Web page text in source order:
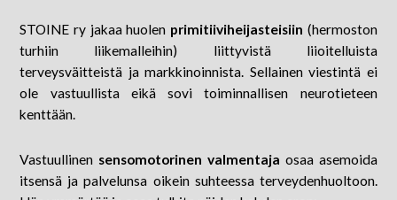
STOINE ry jakaa huolen primitiiviheijasteisiin (hermoston
turhiin liikemalleihin) liittyvistä liioitelluista
terveysväitteistä ja markkinoinnista. Sellainen viestintä ei
ole vastuullista eikä sovi toiminnallisen neurotieteen
kenttään.
Vastuullinen sensomotorinen valmentaja osaa asemoida
itsensä ja palvelunsa oikein suhteessa terveydenhuoltoon.